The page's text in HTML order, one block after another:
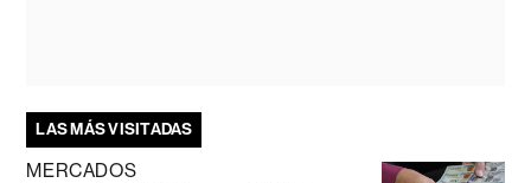
LAS MÁS VISITADAS
MERCADOS